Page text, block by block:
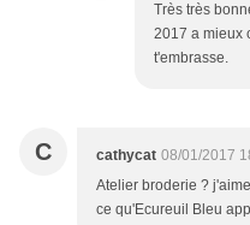
Très très
2017 a mieux
t'embrasse.
C cathycat 08/01/2017
Atelier broderie ?
ce qu'Ecureuil Bleu